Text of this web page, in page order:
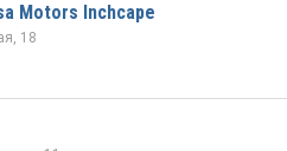
Motors Inchcape
18